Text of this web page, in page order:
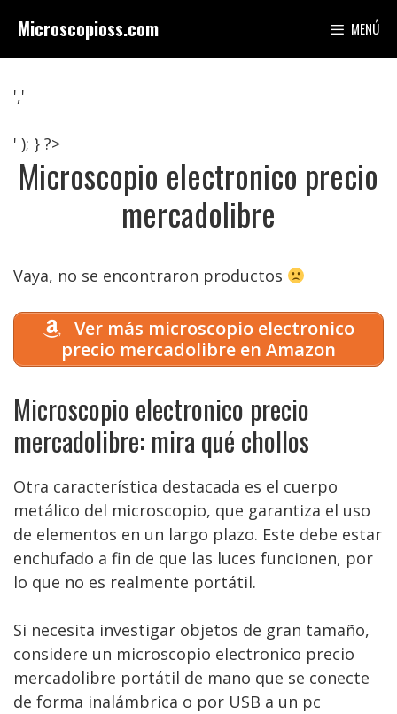
contenido
Microscopioss.com MENÚ
','
' ); } ?>
Microscopio electronico precio
mercadolibre
Vaya, no se encontraron productos
Ver más microscopio electronico
precio mercadolibre en Amazon
Microscopio electronico precio
mercadolibre: mira qué chollos
Otra característica destacada es el cuerpo
metálico del microscopio, que garantiza el uso
de elementos en un largo plazo. Este debe estar
enchufado a fin de que las luces funcionen, por
lo que no es realmente portátil.
Si necesita investigar objetos de gran tamaño,
considere un microscopio electronico precio
mercadolibre portátil de mano que se conecte
de forma inalámbrica o por USB a un pc